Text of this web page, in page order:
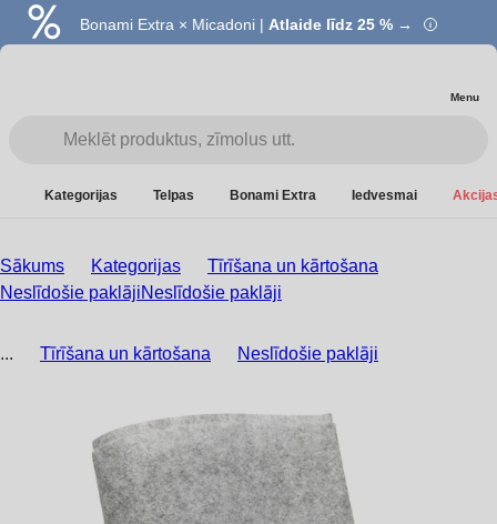
Bonami Extra × Micadoni | Atlaide līdz 25 % →
Menu
Kategorijas Telpas Bonami Extra Iedvesmai
Sākums Kategorijas
Tīrīšana un kārtošana
Neslīdošie paklājiNeslīdošie paklāji
... Tīrīšana un kārtošana Neslīdošie paklāji